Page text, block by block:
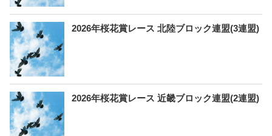
2026年桜花賞レース 北陸ブロック連盟(3連盟)
2026年桜花賞レース 近畿ブロック連盟(2連盟)